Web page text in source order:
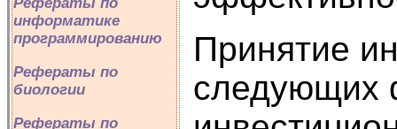
информатике
программированию
Рефераты по
биологии
Рефераты по
Принятие
следующих